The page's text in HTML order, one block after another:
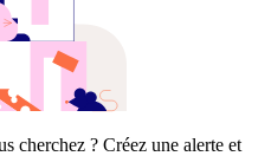
cherchez ? Créez une alerte et